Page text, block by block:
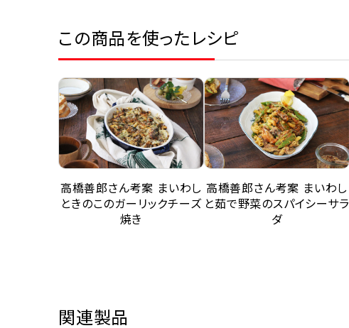
この商品を使ったレシピ
高橋善郎さん考案 まいわし
ときのこのガーリックチーズ
焼き
高橋善郎さん考案 まいわし
と茹で野菜のスパイシーサラ
ダ
関連製品